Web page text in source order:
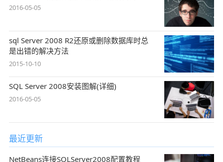
2016-05-05
sql Server 2008 R2还原或删除数据库时总
是出错的解决方法
2015-10-10
SQL Server 2008安装图解(详细)
2016-05-05
最近更新
NetBeans连接SQLServer2008配置教程